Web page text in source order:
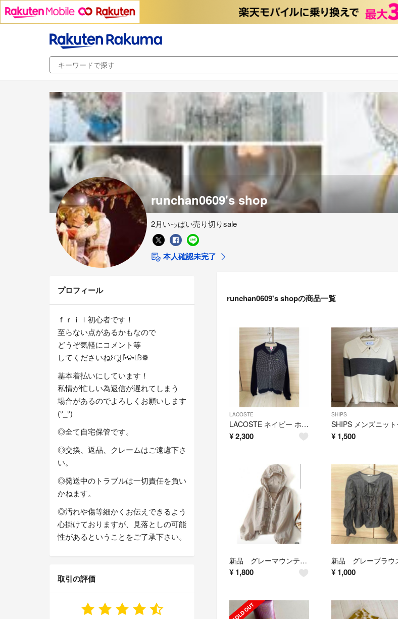
runchan0609's shop
2月いっぱい売り切りsale
本人確認未完了
runchan0609's shopの商品一覧
LACOSTE
LACOSTE ネイビー ホワイト カーディガン
¥2,300
SHIPS
¥ 1,500
新品 グレーマウンテンパーカー
¥ 1,800 ¥ 1,000
プロフィール
ｆｒｉｌ初心者です！
至らない点があるかもなので
どうぞ気軽にコメント等
してくださいね꒰ू๑͒•౪•๑͒꒱❁
基本着払いにしています！
私情が忙しい為返信が遅れてしまう
場合があるのでよろしくお願いします
(°_°)
◎全て自宅保管です。
◎交換、返品、クレームはご遠慮下さ
い。
◎発送中のトラブルは一切責任を負い
かねます。
◎汚れや傷等細かくお伝えできるよう
心掛けておりますが、見落としの可能
性があるということをご了承下さい。
取引の評価